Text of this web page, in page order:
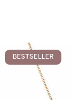
BESTSELLER